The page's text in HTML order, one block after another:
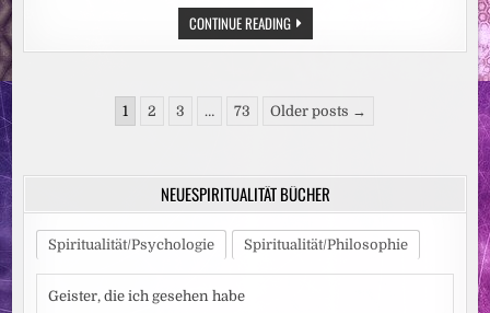
CONTINUE READINGABSCHLUSSTRAINING
ERFOLGREICH
ABSOLVIERT:
FÜR
DIE
Seitennummerierung
Beiträge
1 2 3 … 73 Older posts →
NEUESPIRITUALITÄT BÜCHER
Spiritualität/Psychologie Spiritualität/Philosophie
Geister, die ich gesehen habe